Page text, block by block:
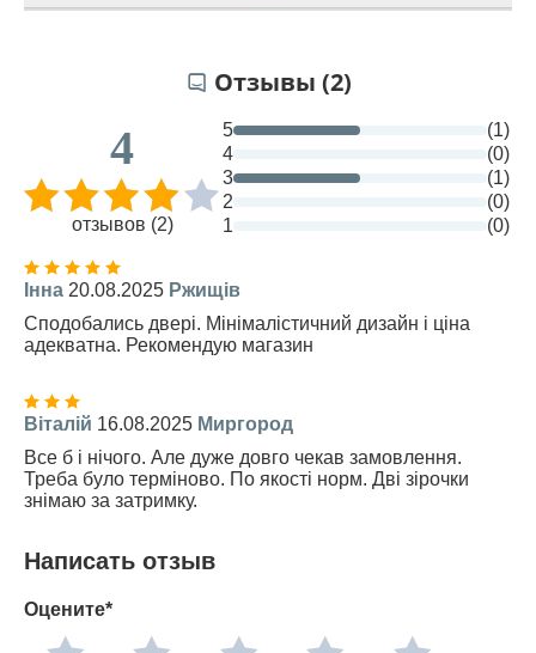
Отзывы (2)
4
отзывов (2)
5
(1)
4
(0)
3
(1)
2
(0)
1
(0)
Інна 20.08.2025 Ржищів
Сподобались двері. Мінімалістичний дизайн і ціна
адекватна. Рекомендую магазин
Віталій 16.08.2025 Миргород
Все б і нічого. Але дуже довго чекав замовлення.
Треба було терміново. По якості норм. Дві зірочки
знімаю за затримку.
Написать отзыв
Оцените*